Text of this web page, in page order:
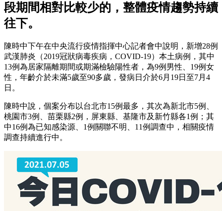
段期間相對比較少的，整體疫情趨勢持續
往下。
陳時中下午在中央流行疫情指揮中心記者會中說明，新增28例
武漢肺炎（2019冠狀病毒疾病，COVID-19）本土病例，其中
13例為居家隔離期間或期滿檢驗陽性者，為9例男性、19例女
性，年齡介於未滿5歲至90多歲，發病日介於6月19日至7月4
日。
陳時中說，個案分布以台北市15例最多，其次為新北市5例、
桃園市3例、苗栗縣2例，屏東縣、基隆市及新竹縣各1例；其
中16例為已知感染源、1例關聯不明、11例調查中，相關疫情
調查持續進行中。